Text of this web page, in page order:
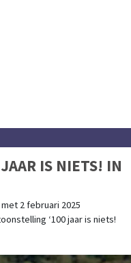
IS NIETS! IN
met 2 februari 2025
‘100 jaar is niets!